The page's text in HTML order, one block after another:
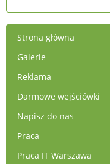
Strona główna
Galerie
Reklama
Darmowe wejściówki
Napisz do nas
Praca
Praca IT Warszawa